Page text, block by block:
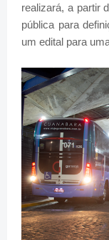
realizará, a partir
pública para
um edital para